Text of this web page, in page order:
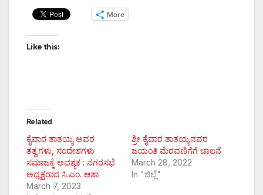
More
Like this:
Related
ಕೈವಾರ ತಾತಯ್ಯ ಅವರ
ತತ್ವಗಳು, ಸಂದೇಶಗಳು
ಸಮಾಜಕ್ಕೆ ಅವಶ್ಯಕ : ನಗರಸಭೆ
ಅಧ್ಯಕ್ಷರಾದ ಸಿ.ಎಂ. ಆಶಾ
March 7, 2023
ಶ್ರೀ ಕೈವಾರ ತಾತಯ್ಯನವರ
ಜಯಂತಿ ಮೆರವಣಿಗೆಗೆ ಚಾಲನೆ
March 28, 2022
In "ಜಿಲ್ಲೆ"